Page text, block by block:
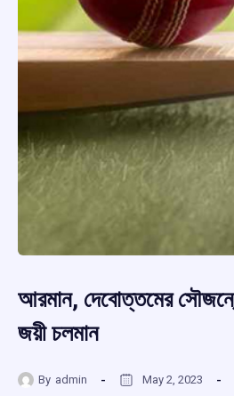
আরমান, দেবোত্তমের সৌজন্যে
জয়ী চলমান
By admin May 2, 2023